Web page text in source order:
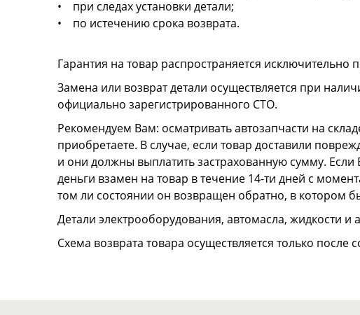
• при следах установки детали;
• по истечению срока возврата.
Гарантия на товар распространяется
Замена или возврат детали осуществляется при
официально зарегистрированного СТО.
Рекомендуем Вам: осматривать автозапчасти на
приобретаете. В случае, если товар доставили
и они должны выплатить застрахованную сумму.
деньги взамен на товар в течение 14-ти дней с
том ли состоянии он возвращен обратно, в котором
Детали электрооборудования, автомасла, жидкости
Схема возврата товара осуществляется только